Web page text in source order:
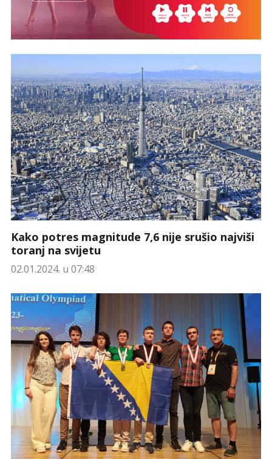
Kako potres magnitude 7,6 nije srušio najviši
toranj na svijetu
02.01.2024. u 07:48